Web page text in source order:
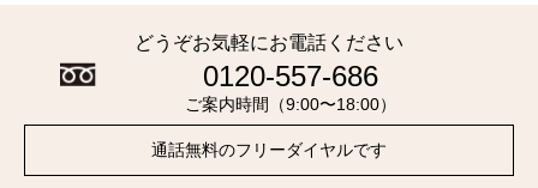
どうぞお気軽にお電話ください
0120-557-686
ご案内時間（9:00〜18:00）
通話無料のフリーダイヤルです